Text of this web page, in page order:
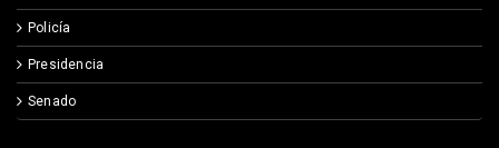
Policía
Presidencia
Senado